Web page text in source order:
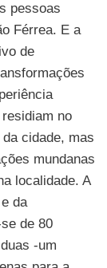
pessoas
Férrea. E a
de
no
cidade, mas
mundanas
localidade. A
da
de 80
-um